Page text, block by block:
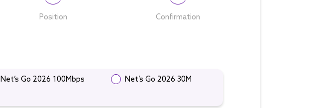
Position Confirmation
Net’s Go 2026 100Mbps
Net’s Go 2026 30M